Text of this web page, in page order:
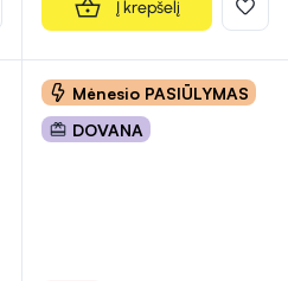
Į krepšelį
Mėnesio PASIŪLYMAS
DOVANA